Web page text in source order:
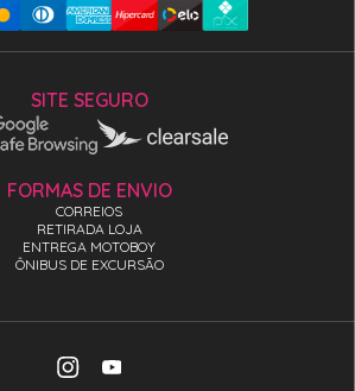
SITE SEGURO
FORMAS DE ENVIO
CORREIOS
RETIRADA LOJA
ENTREGA MOTOBOY
ÔNIBUS DE EXCURSÃO